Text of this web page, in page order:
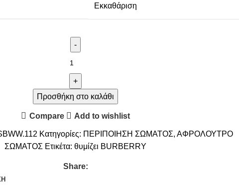
Εκκαθάριση
Προσθήκη στο καλάθι
Compare Add to wishlist
Κατηγορίες: ΠΕΡΙΠΟΙΗΣΗ ΣΩΜΑΤΟΣ, ΑΦΡΟΛΟΥΤΡΟ
ΣΩΜΑΤΟΣ Ετικέτα: θυμίζει BURBERRY
Share: